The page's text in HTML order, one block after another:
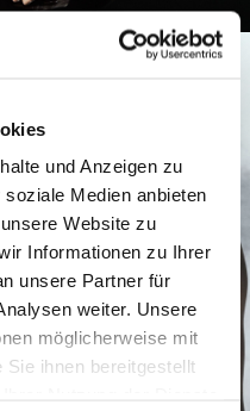
und Anzeigen zu
Medien anbieten
Website zu
Informationen zu Ihrer
unsere Partner für
weiter. Unsere
möglicherweise mit
ihnen bereitgestellt